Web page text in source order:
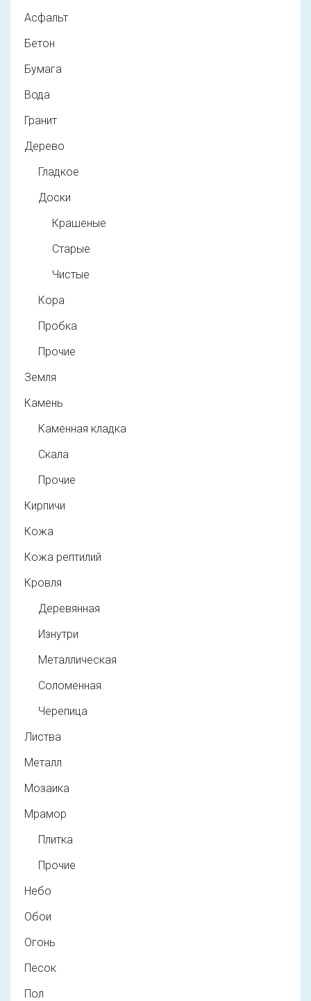
Асфальт
Бетон
Бумага
Вода
Гранит
Дерево
Гладкое
Доски
Крашеные
Старые
Чистые
Кора
Пробка
Прочие
Земля
Камень
Каменная кладка
Скала
Прочие
Кирпичи
Кожа
Кожа рептилий
Кровля
Деревянная
Изнутри
Металлическая
Соломенная
Черепица
Листва
Металл
Мозаика
Мрамор
Плитка
Прочие
Небо
Обои
Огонь
Песок
Пол